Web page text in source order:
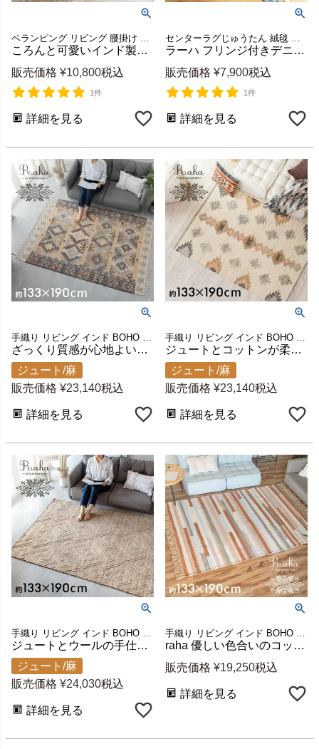
ベランピング リビング 腰掛け オールシーズン スツール
ころんと可愛いインド製プフクッション オットマン Raha 約W55×D55×H37cm [34483-br]
販売価格 ¥10,800税込
1件
詳細を見る
センターラグじゅうたん 絨毯 リビングラグ マット 敷物
ラーハ フリンジ付きデニム編みラグ 約W133×D190cm [34510]
販売価格 ¥7,900税込
1件
詳細を見る
手織り リビング インド BOHO ボーホー 絨毯 敷物 マット
ざっくり質感が心地よいジュート×コットンラグ ラーハ 約133×190cm [34449-ylgy]
ジュート/麻
販売価格 ¥23,140税込
詳細を見る
手織り リビング インド BOHO ボーホー 絨毯 敷物 マット
ジュートとコットンが柔らかいダイヤ柄ラグ スモーキー 約133×190cm raha [34448-blbg]
ジュート/麻
販売価格 ¥23,140税込
詳細を見る
手織り リビング インド BOHO ボーホー 絨毯 敷物 マット
ジュートとウールの手仕事が温かい幾何学デザインラグ Raha 約130×190cm (1.5畳相当) [34446-nt]
ジュート/麻
販売価格 ¥24,030税込
詳細を見る
手織り リビング インド BOHO ボーホー 絨毯 敷物 マット
raha 優しい色合いのコットンキリムラグ 約133×190cm [34447-br]
販売価格 ¥19,250税込
詳細を見る